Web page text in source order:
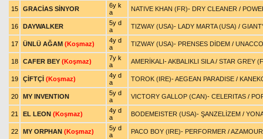
15 GRACİAS SİNYOR
6y k
a
NATIVE KHAN (FR)- DRY CLEANER /
16 DAYWALKER
5y d
a
TIZWAY (USA)- LADY MARTA (USA) /
17 ÜNLÜ AĞAM (Koşmaz)
4y d
a
TIZWAY (USA)- PRENSES DİDEM /
18 CAFER BEY (Koşmaz)
7y k
a
AMERİKALI-AKBALIKLI SILA/ STAR GREY
19 ÇİFTÇİ (Koşmaz)
4y d
a
TOROK (IRE)-AEGEAN PARADISE /
20 MY INVENTION
5y d
a
VICTORY GALLOP (CAN)- CELERITAS /
21 EL LEON (Koşmaz)
4y d
a
BODEMEISTER (USA)- ŞANZELİZEM /
22 MY ORPHAN (Koşmaz)
5y d
a
PACO BOY (IRE)- PERFORMER /